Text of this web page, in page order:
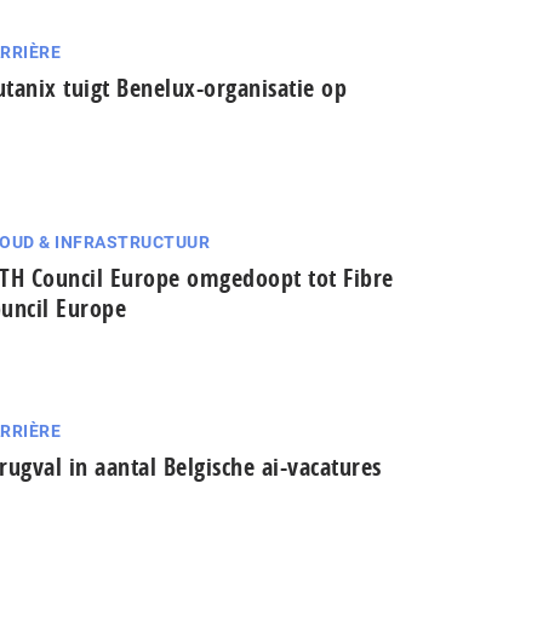
tuigt Benelux-organisatie op
& INFRASTRUCTUUR
Council Europe omgedoopt tot Fibre
Europe
in aantal Belgische ai-vacatures